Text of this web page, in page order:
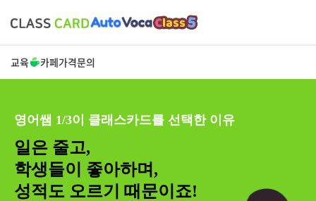
교육 카페가격문의
영어쌤 1/3이 클래스카드를 선택한 이유
일은 줄고,
학생들이 좋아하며,
성적도 오르기 때문이죠!